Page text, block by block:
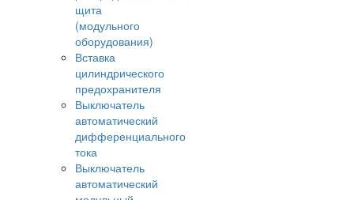
щита
(модульного
оборудования)
Вставка
цилиндрического
предохранителя
Выключатель
автоматический
дифференциального
тока
Выключатель
автоматический